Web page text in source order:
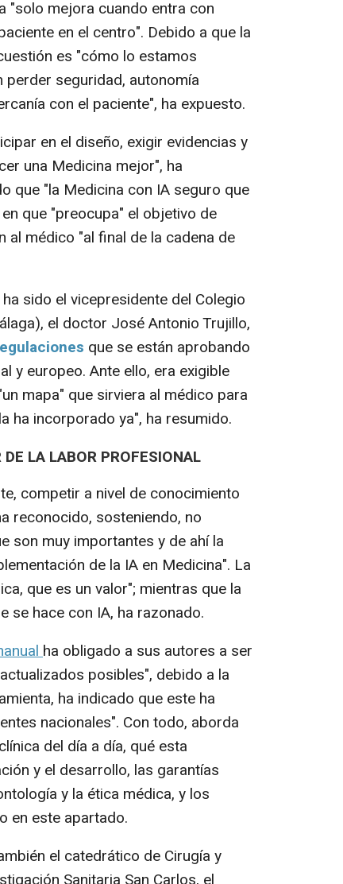
"solo mejora cuando entra con
en el centro". Debido a que la
es "cómo lo estamos
seguridad, autonomía
con el paciente", ha expuesto.
en el diseño, exigir evidencias y
una Medicina mejor", ha
que "la Medicina con IA seguro que
que "preocupa" el objetivo de
al médico "al final de la cadena de
sido el vicepresidente del Colegio
el doctor José Antonio Trujillo,
que se están aprobando
y europeo. Ante ello, era exigible
mapa" que sirviera al médico para
ha incorporado ya", ha resumido.
LA LABOR PROFESIONAL
competir a nivel de conocimiento
reconocido, sosteniendo, no
son muy importantes y de ahí la
de la IA en Medicina". La
que es un valor"; mientras que la
se hace con IA, ha razonado.
ha obligado a sus autores a ser
posibles", debido a la
ha indicado que este ha
nacionales". Con todo, aborda
del día a día, qué esta
y el desarrollo, las garantías
y la ética médica, y los
en este apartado.
el catedrático de Cirugía y